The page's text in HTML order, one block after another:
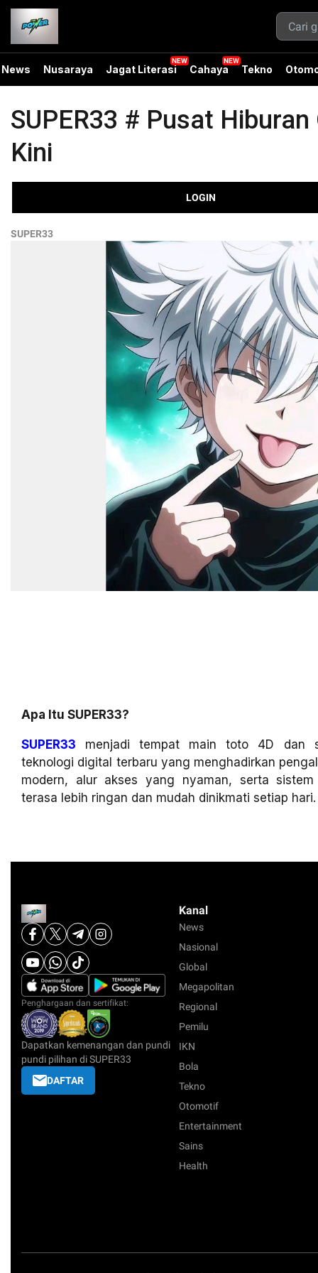
News Nusaraya Jagat Literasi Cahaya Tekno
SUPER33 # Pusat
Kini
LOGIN
SUPER33
Apa Itu SUPER33?
SUPER33 menjadi tempat main toto 4D dan
teknologi digital terbaru yang menghadirkan
modern, alur akses yang nyaman, serta
terasa lebih ringan dan mudah dinikmati setiap hari.
Penghargaan dan sertifikat:
Dapatkan kemenangan dan pundi
pundi pilihan di SUPER33
DAFTAR
Kanal
News
Nasional
Global
Megapolitan
Regional
Pemilu
IKN
Bola
Tekno
Otomotif
Entertainment
Sains
Health